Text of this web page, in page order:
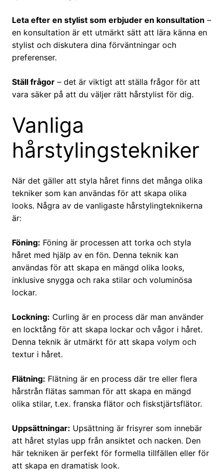
Leta efter en stylist som erbjuder en konsultation –
en konsultation är ett utmärkt sätt att lära känna en
stylist och diskutera dina förväntningar och
preferenser.
Ställ frågor – det är viktigt att ställa frågor för att
vara säker på att du väljer rätt hårstylist för dig.
Vanliga
hårstylingstekniker
När det gäller att styla håret finns det många olika
tekniker som kan användas för att skapa olika
looks. Några av de vanligaste hårstylingteknikerna
är:
Föning: Föning är processen att torka och styla
håret med hjälp av en fön. Denna teknik kan
användas för att skapa en mängd olika looks,
inklusive snygga och raka stilar och voluminösa
lockar.
Lockning: Curling är en process där man använder
en locktång för att skapa lockar och vågor i håret.
Denna teknik är utmärkt för att skapa volym och
textur i håret.
Flätning: Flätning är en process där tre eller flera
hårstrån flätas samman för att skapa en mängd
olika stilar, t.ex. franska flätor och fiskstjärtsflätor.
Uppsättningar: Upsättning är frisyrer som innebär
att håret stylas upp från ansiktet och nacken. Den
här tekniken är perfekt för formella tillfällen eller för
att skapa en dramatisk look.